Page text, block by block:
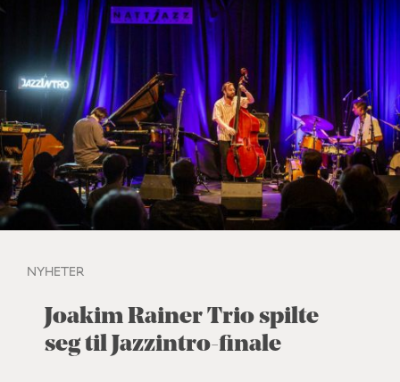
NYHETER
Joakim Rainer Trio spilte
seg til Jazzintro-finale